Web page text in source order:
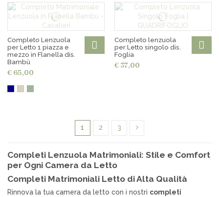
Completo Lenzuola
per Letto 1 piazza e
mezzo in Flanella dis.
Bambù
€ 65,00
Completo lenzuola
per Letto singolo dis.
Foglia
€ 37,00
1 2 3
Completi Lenzuola Matrimoniali: Stile e Comfort
per Ogni Camera da Letto
Completi Matrimoniali Letto di Alta Qualità
Rinnova la tua camera da letto con i nostri completi